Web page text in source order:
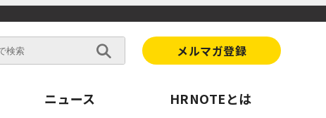
メルマガ登録
ニュース HRNOTEとは